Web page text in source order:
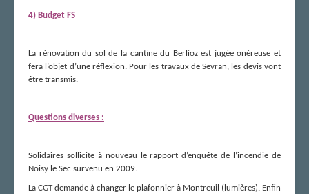
4) Budget FS
La rénovation du sol de la cantine du Berlioz est jugée onéreuse et
fera l’objet d’une réflexion. Pour les travaux de Sevran, les devis vont
être transmis.
Questions diverses :
Solidaires sollicite à nouveau le rapport d’enquête de l’incendie de
Noisy le Sec survenu en 2009.
La CGT demande à changer le plafonnier à Montreuil (lumières). Enfin